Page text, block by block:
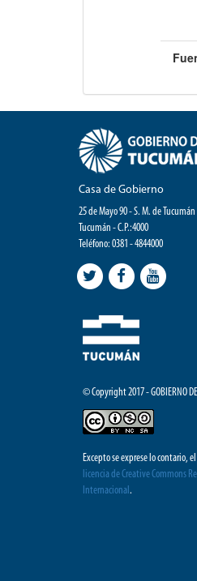
Casa de Gobierno
25 de Mayo 90 - S. M. de Tucumán
Tucumán - C.P.:4000
Teléfono: 0381 - 4844000
© Copyright 2017 - GOBIERNO
Excepto se exprese lo contario,
licencia de Creative Commons
Internacional .